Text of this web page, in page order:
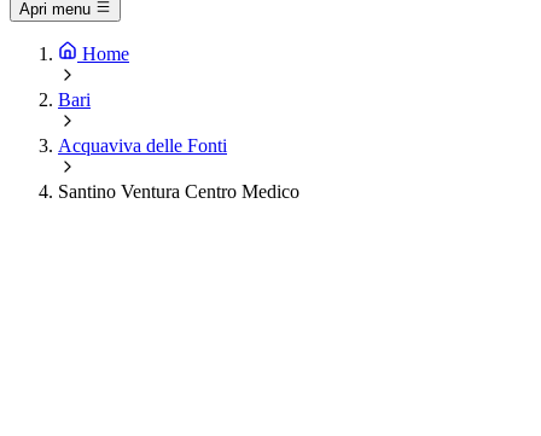
Apri menu
Home
Bari
Acquaviva delle Fonti
Santino Ventura Centro Medico